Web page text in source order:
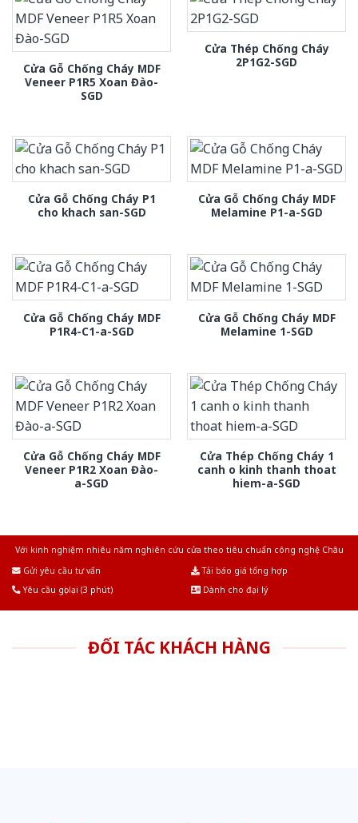
Cửa Gỗ Chống Cháy MDF
Veneer P1R5 Xoan Đào-
SGD
Cửa Thép Chống Cháy
2P1G2-SGD
Cửa Gỗ Chống Cháy P1
cho khach san-SGD
Cửa Gỗ Chống Cháy MDF
Melamine P1-a-SGD
Cửa Gỗ Chống Cháy MDF
P1R4-C1-a-SGD
Cửa Gỗ Chống Cháy MDF
Melamine 1-SGD
Cửa Gỗ Chống Cháy MDF
Veneer P1R2 Xoan Đào-
a-SGD
Cửa Thép Chống Cháy 1
canh o kinh thanh thoat
hiem-a-SGD
Với kinh nghiệm nhiêu năm nghiên cứu cửa theo tiêu chuẩn công nghệ Châu
Gửi yêu cầu tư vấn
Tải báo giá tổng hợp
Yêu cầu gọi lại (3 phút)
Dành cho đại lý
ĐỐI TÁC KHÁCH HÀNG